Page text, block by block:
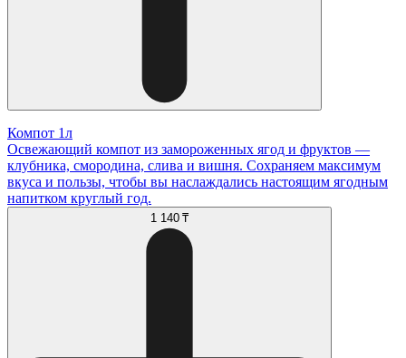
Компот 1л
Освежающий компот из замороженных ягод и фруктов —
клубника, смородина, слива и вишня. Сохраняем максимум
вкуса и пользы, чтобы вы наслаждались настоящим ягодным
напитком круглый год.
1 140 ₸